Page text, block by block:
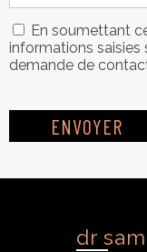
En soumettant
informations saisies
demande de
dr